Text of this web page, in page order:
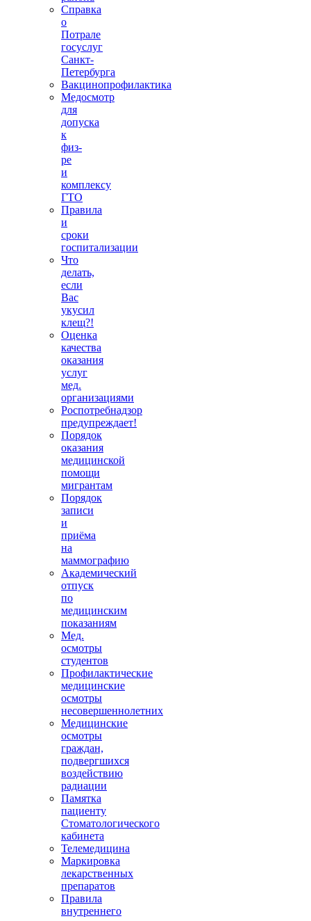
Справка
о
Потрале
госуслуг
Санкт-
Петербурга
Вакцинопрофилактика
Медосмотр
для
допуска
к
физ-
ре
и
комплексу
ГТО
Правила
и
сроки
госпитализации
Что
делать,
если
Вас
укусил
клещ?!
Оценка
качества
оказания
услуг
мед.
организациями
Роспотребнадзор
предупреждает!
Порядок
оказания
медицинской
помощи
мигрантам
Порядок
записи
и
приёма
на
маммографию
Академический
отпуск
по
медицинским
показаниям
Мед.
осмотры
студентов
Профилактические
медицинские
осмотры
несовершеннолетних
Медицинские
осмотры
граждан,
подвергшихся
воздействию
радиации
Памятка
пациенту
Стоматологического
кабинета
Телемедицина
Маркировка
лекарственных
препаратов
Правила
внутреннего